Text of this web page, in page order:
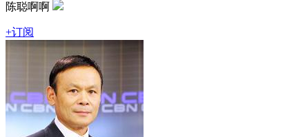
陈聪啊啊
+订阅